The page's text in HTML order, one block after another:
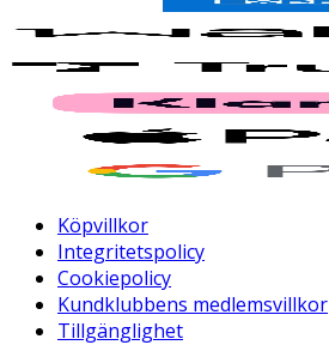
Köpvillkor
Integritetspolicy
Cookiepolicy
Kundklubbens medlemsvillkor
Tillgänglighet